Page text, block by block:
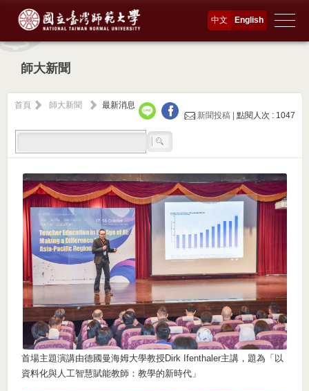
English
中文
師大新聞
首頁 師大新聞
最新消息
新聞投稿 |點閱人次 : 1047
首場主題演講由德國曼海姆大學教授Dirk Ifenthaler主講，題為「以
資料化與人工智慧賦能教師：教學的新時代」